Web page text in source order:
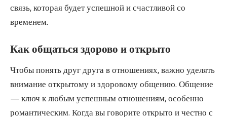
связь, которая будет успешной и счастливой со
временем.
Как общаться здорово и открыто
Чтобы понять друг друга в отношениях, важно уделять
внимание открытому и здоровому общению. Общение
— ключ к любым успешным отношениям, особенно
романтическим. Когда вы говорите открыто и честно с